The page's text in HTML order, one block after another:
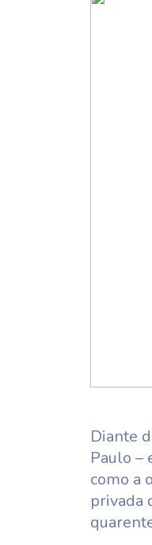
Diante
Paulo –
como a
privada